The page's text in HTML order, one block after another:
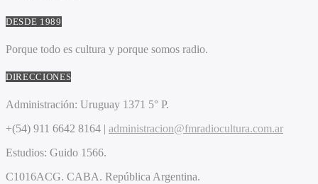
DESDE 1989
Porque todo es cultura y porque somos radio.
DIRECCIONES
Administración: Uruguay 1371 5° P.
+(54) 911 6642 8164 | administracion@fmradiocultura.com.ar
Estudios: Guido 1566.
C1016ACG. CABA. República Argentina.